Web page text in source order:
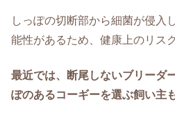
しっぽの切断部から細菌が侵入
能性があるため、健康上のリス
最近では、断尾しないブリーダ
ぽのあるコーギーを選ぶ飼い主